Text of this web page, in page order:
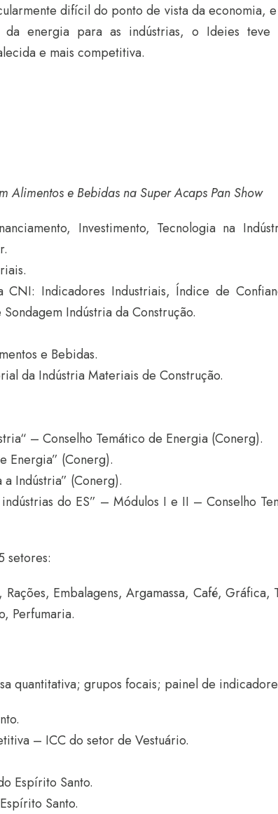
difícil do ponto de vista da economia,
energia para as indústrias, o Ideies teve
e mais competitiva.
Alimentos e Bebidas na Super Acaps Pan Show
Investimento, Tecnologia na
Indicadores Industriais, Índice de
Indústria da Construção.
e Bebidas.
da Indústria Materiais de Construção.
– Conselho Temático de Energia (Conerg).
Energia” (Conerg).
Indústria” (Conerg).
do ES” – Módulos I e II – Conselho
setores:
Embalagens, Argamassa, Café, Gráfica,
Perfumaria.
quantitativa; grupos focais; painel de
– ICC do setor de Vestuário.
Espírito Santo.
Santo.